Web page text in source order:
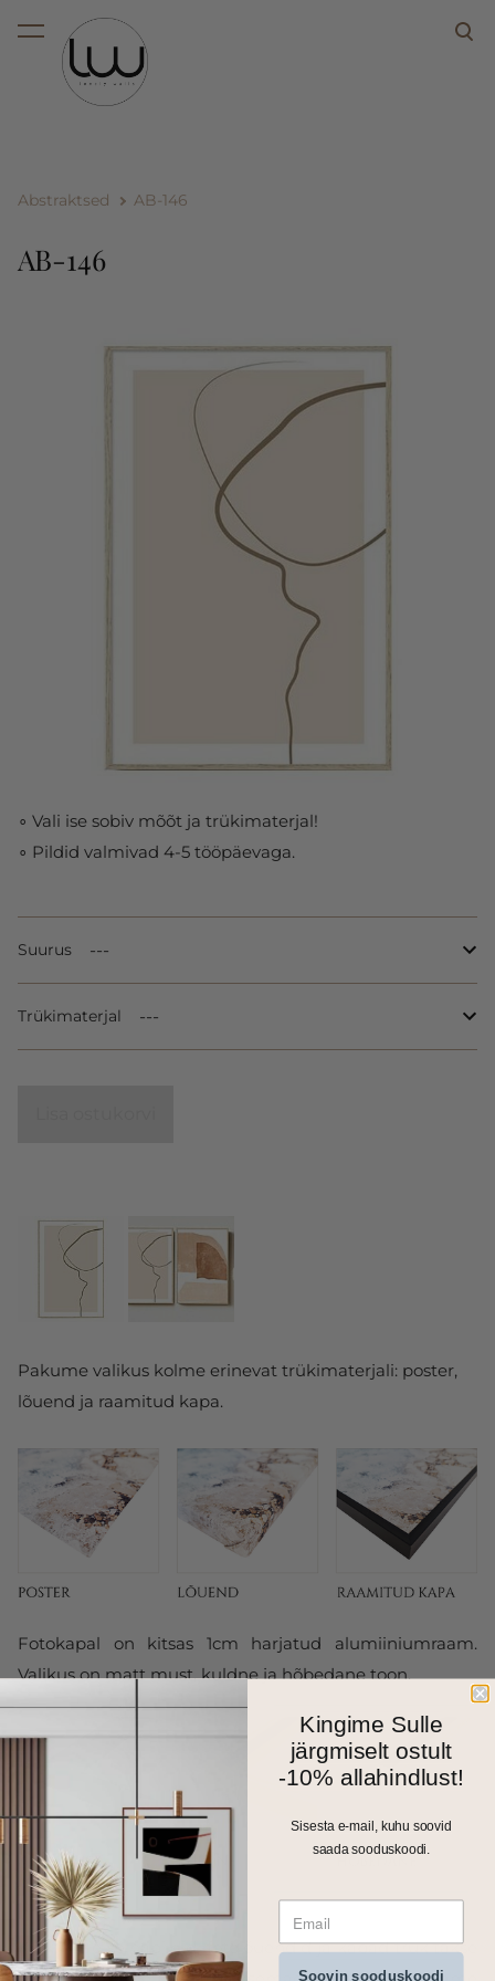
lisati ostukorvi.
Abstraktsed AB-146
Pakume valikus kolme erinevat trükimaterjali: poster,
lõuend ja raamitud kapa.
Fotokapal on kitsas 1cm harjatud alumiiniumraam.
Valikus on matt must, kuldne ja hõbedane toon.
AB-146
∘ Vali ise sobiv mõõt ja trükimaterjal!
∘ Pildid valmivad 4-5 tööpäevaga.
Suurus
Trükimaterjal
Kõik meie seinapildid, fotolõuendid ja kapad trükitakse
Kingime Sulle
järgmiselt ostult
-10% allahindlust!
Sisesta e-mail, kuhu soovid
saada sooduskoodi.
Soovin sooduskoodi